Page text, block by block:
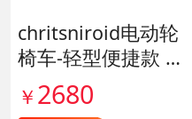
chritsniroid电动轮
椅车-轻型便捷款 货
号140671
￥ 2680